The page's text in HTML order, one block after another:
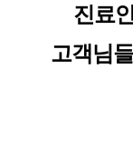
진료
고객님